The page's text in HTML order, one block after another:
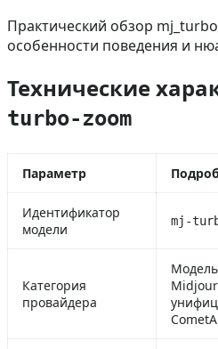
Практический обзор
особенности поведения и
Технические
turbo-zoom
Параметр
Идентификатор
модели
mj-
Категория
провайдера